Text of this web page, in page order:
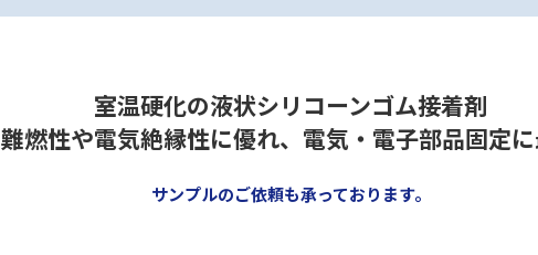
室温硬化の液状シリコーンゴム接着剤
難燃性や電気絶縁性に優れ、電気・電子部品固定
サンプルのご依頼も承っております。